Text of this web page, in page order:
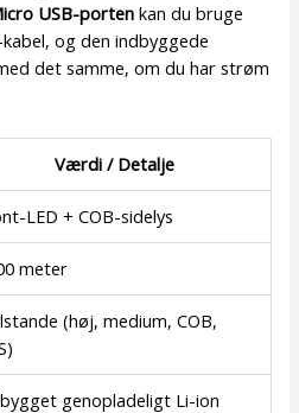
USB-porten kan du bruge
og den indbyggede
det samme, om du har strøm
Værdi / Detalje
LED + COB-sidelys
meter
(høj, medium, COB,
genopladeligt Li-ion